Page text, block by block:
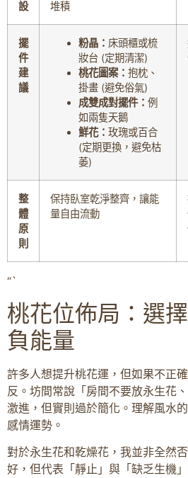
設
堆積
擺
件
建
議
粉晶： 床頭櫃或梳
妝台 (定期清潔)
桃花圖案： 抱枕、
掛畫 (避免俗氣)
成雙成對擺件： 例
如兩隻天鵝
鮮花： 玫瑰或百合
(定期更換，避免枯
萎)
整
體
原
則
保持臥室乾淨整齊，讓能
量自由流動
“`
桃花位佈局：選
負能量
許多人想提升桃花運，但如果不正
反。坊間常說「房間不要放永生花
激進，但實則過於簡化。理解風水
感情運勢。
對於永生花和乾燥花，我並非全然
好，但代表「靜止」與「缺乏生機